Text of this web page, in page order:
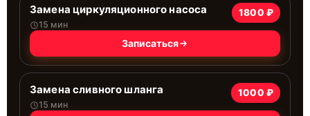
Замена циркуляционного насоса
15 мин
1800 ₽
Записаться
Замена сливного шланга
15 мин
1000 ₽